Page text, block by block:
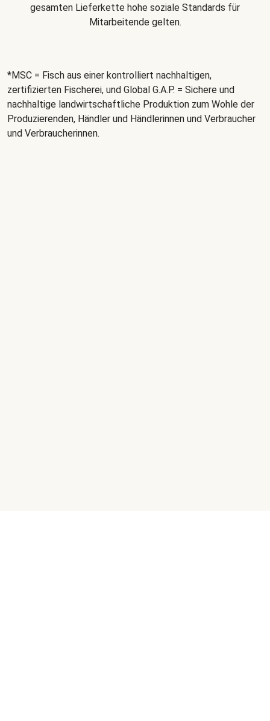
gesamten Lieferkette hohe soziale Standards für
Mitarbeitende gelten.
*MSC = Fisch aus einer kontrolliert nachhaltigen,
zertifizierten Fischerei, und Global G.A.P. = Sichere und
nachhaltige landwirtschaftliche Produktion zum Wohle der
Produzierenden, Händler und Händlerinnen und Verbraucher
und Verbraucherinnen.